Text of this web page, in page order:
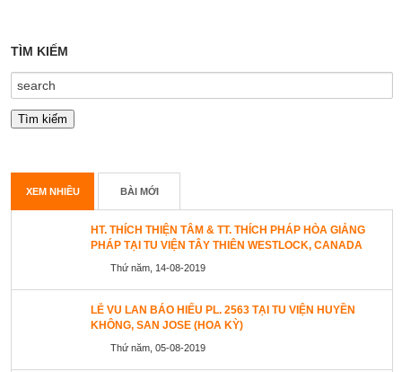
TÌM KIẾM
XEM NHIỀU BÀI MỚI
HT. THÍCH THIỆN TÂM & TT. THÍCH PHÁP HÒA GIẢNG
PHÁP TẠI TU VIỆN TÂY THIÊN WESTLOCK, CANADA
Thứ năm, 14-08-2019
LỄ VU LAN BÁO HIẾU PL. 2563 TẠI TU VIỆN HUYỀN
KHÔNG, SAN JOSE (HOA KỲ)
Thứ năm, 05-08-2019